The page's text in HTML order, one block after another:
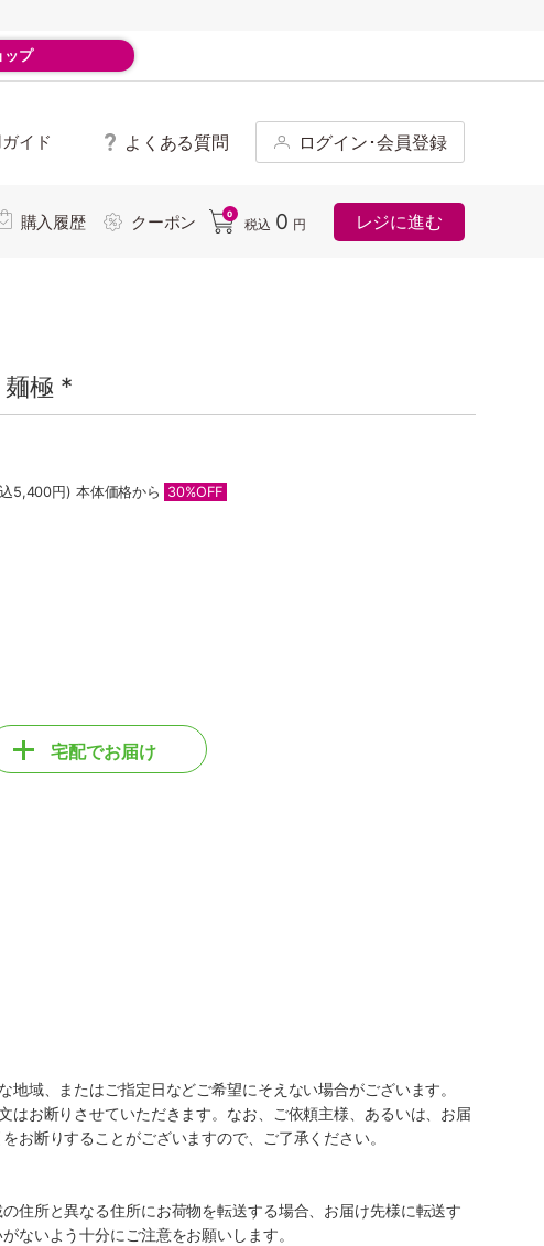
ップ
イド よくある質問 ログイン･会員登録
購入履歴 クーポン 0
税込 0 円 レジに進む
極 *
5,400円) 本体価格から 30%OFF
宅配でお届け
域、またはご指定日などご希望にそえない場合がございます。
お断りさせていただきます。なお、ご依頼主様、あるいは、お届
お断りすることがございますので、ご了承ください。
住所と異なる住所にお荷物を転送する場合、お届け先様に転送す
ないよう十分にご注意をお願いします。